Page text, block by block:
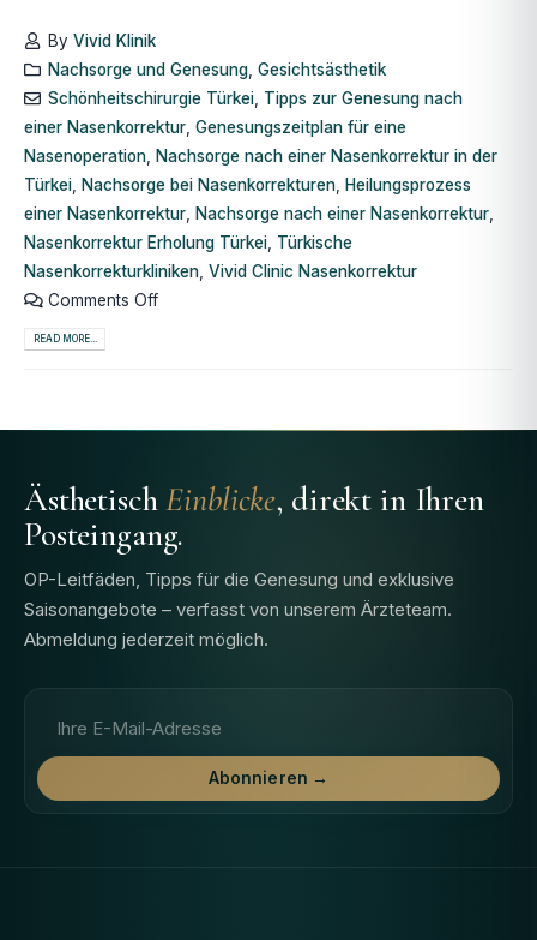
By Vivid Klinik
Nachsorge und Genesung, Gesichtsästhetik
Schönheitschirurgie Türkei, Tipps zur Genesung nach
einer Nasenkorrektur Genesungszeitplan für eine
Nasenoperation Nachsorge nach einer Nasenkorrektur in der
Türkei Nachsorge bei Nasenkorrekturen Heilungsprozess
einer Nasenkorrektur Nachsorge nach einer Nasenkorrektur
Nasenkorrektur Erholung Türkei Türkische
Nasenkorrekturkliniken Vivid Clinic Nasenkorrektur
Comments Off
READ MORE...
ÄsthetischEinblicke, direkt in Ihren
Posteingang.
OP-Leitfäden, Tipps für die Genesung und exklusive
Saisonangebote – verfasst von unserem Ärzteteam.
Abmeldung jederzeit möglich.
Abonnieren →